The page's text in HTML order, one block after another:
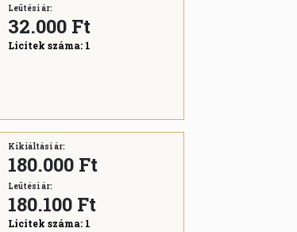
Leütési ár:
32.000 Ft
Licitek száma: 1
Kikiáltási ár:
180.000 Ft
Leütési ár:
180.100 Ft
Licitek száma: 1